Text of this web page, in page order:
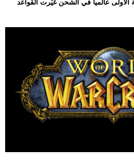
الأولى عالمياً في الشحن غيّرت القواعد